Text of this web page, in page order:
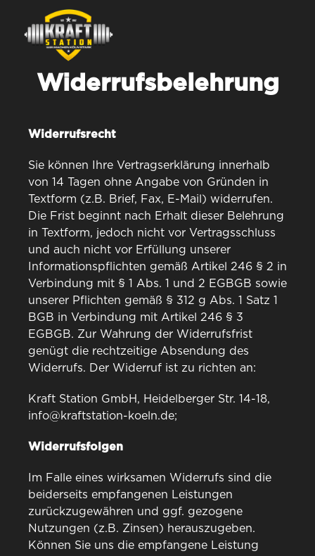
Widerrufsbelehrung
Widerrufsrecht
Sie können Ihre Vertragserklärung innerhalb
von 14 Tagen ohne Angabe von Gründen in
Textform (z.B. Brief, Fax, E-Mail) widerrufen.
Die Frist beginnt nach Erhalt dieser Belehrung
in Textform, jedoch nicht vor Vertragsschluss
und auch nicht vor Erfüllung unserer
Informationspflichten gemäß Artikel 246 § 2 in
Verbindung mit § 1 Abs. 1 und 2 EGBGB sowie
unserer Pflichten gemäß § 312 g Abs. 1 Satz 1
BGB in Verbindung mit Artikel 246 § 3
EGBGB. Zur Wahrung der Widerrufsfrist
genügt die rechtzeitige Absendung des
Widerrufs. Der Widerruf ist zu richten an:
Kraft Station GmbH, Heidelberger Str. 14-18,
info@kraftstation-koeln.de;
Widerrufsfolgen
Im Falle eines wirksamen Widerrufs sind die
beiderseits empfangenen Leistungen
zurückzugewähren und ggf. gezogene
Nutzungen (z.B. Zinsen) herauszugeben.
Können Sie uns die empfangene Leistung